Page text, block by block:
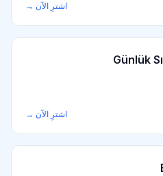
اشترِ الآن →
اشترِ الآن →